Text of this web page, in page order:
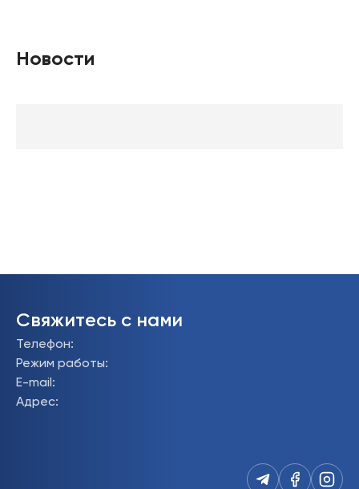
Новости
Свяжитесь с нами
Телефон:
Режим работы:
E-mail :
Адрес: